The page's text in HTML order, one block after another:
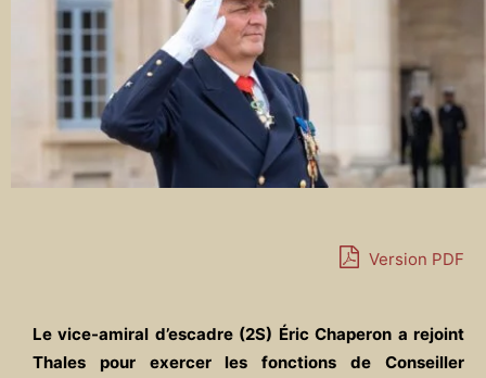
Version PDF
Le vice-amiral d’escadre (2S) Éric Chaperon a rejoint
Thales pour exercer les fonctions de Conseiller